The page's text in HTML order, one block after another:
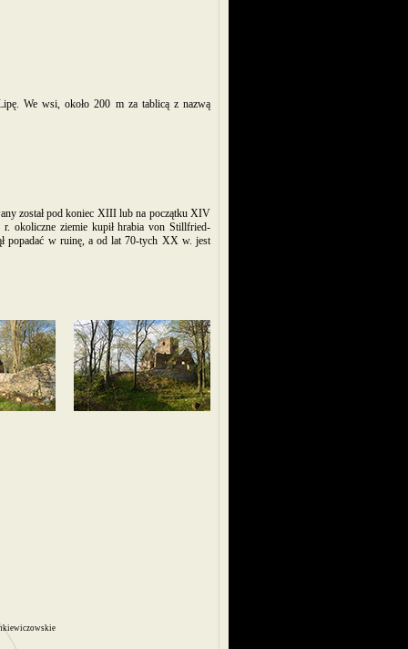
We wsi, około 200 m za tablicą z nazwą
został pod koniec XIII lub na początku XIV
okoliczne ziemie kupił hrabia von Stillfried-
popadać w ruinę, a od lat 70-tych XX w. jest